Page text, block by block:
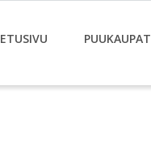
ETUSIVU PUUKAUPAT